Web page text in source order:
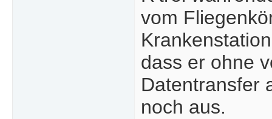
vom
dass er ohne
Datentransfer
noch aus.